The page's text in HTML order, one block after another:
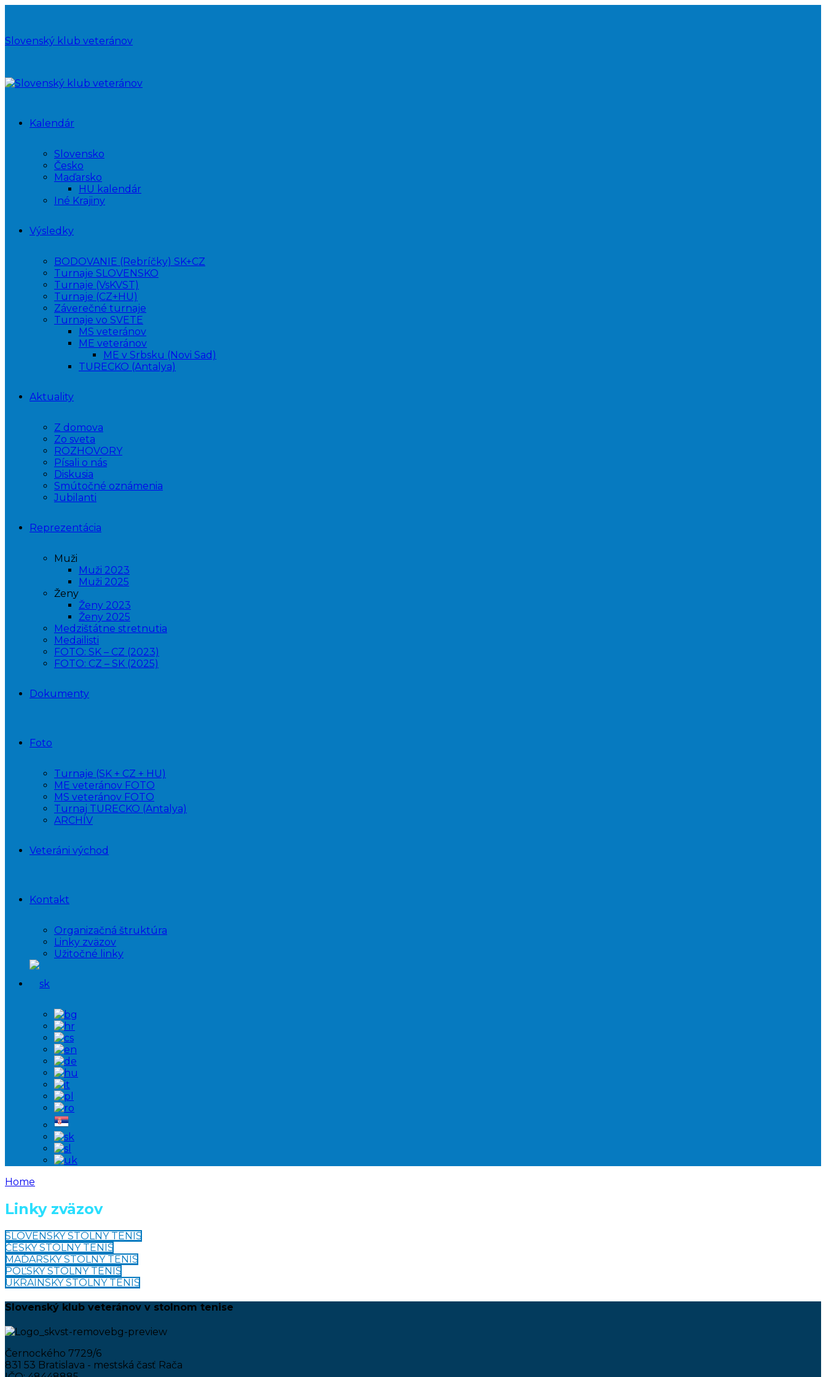
Slovenský klub veteránov
Kalendár
Slovensko
Česko
Maďarsko
HU kalendár
Iné Krajiny
Výsledky
BODOVANIE (Rebríčky) SK+CZ
Turnaje SLOVENSKO
Turnaje (VsKVST)
Turnaje (CZ+HU)
Záverečné turnaje
Turnaje vo SVETE
MS veteránov
ME veteránov
ME v Srbsku (Novi Sad)
TURECKO (Antalya)
Aktuality
Z domova
Zo sveta
ROZHOVORY
Písali o nás
Diskusia
Smútočné oznámenia
Jubilanti
Reprezentácia
Muži
Muži 2023
Muži 2025
Ženy
Ženy 2023
Ženy 2025
Medzištátne stretnutia
Medailisti
FOTO: SK – CZ (2023)
FOTO: CZ – SK (2025)
Dokumenty
Foto
Turnaje (SK + CZ + HU)
ME veteránov FOTO
MS veteránov FOTO
Turnaj TURECKO (Antalya)
ARCHÍV
Veteráni východ
Kontakt
Organizačná štruktúra
Linky zväzov
Užitočné linky
Home
Linky zväzov
SLOVENSKÝ STOLNÝ TENIS
ČESKÝ STOLNÝ TENIS
MAĎARSKÝ STOLNÝ TENIS
POĽSKÝ STOLNÝ TENIS
UKRAINSKÝ STOLNÝ TENIS
Slovenský klub veteránov v stolnom tenise
Černockého 7729/6
831 53 Bratislava - mestská časť Rača